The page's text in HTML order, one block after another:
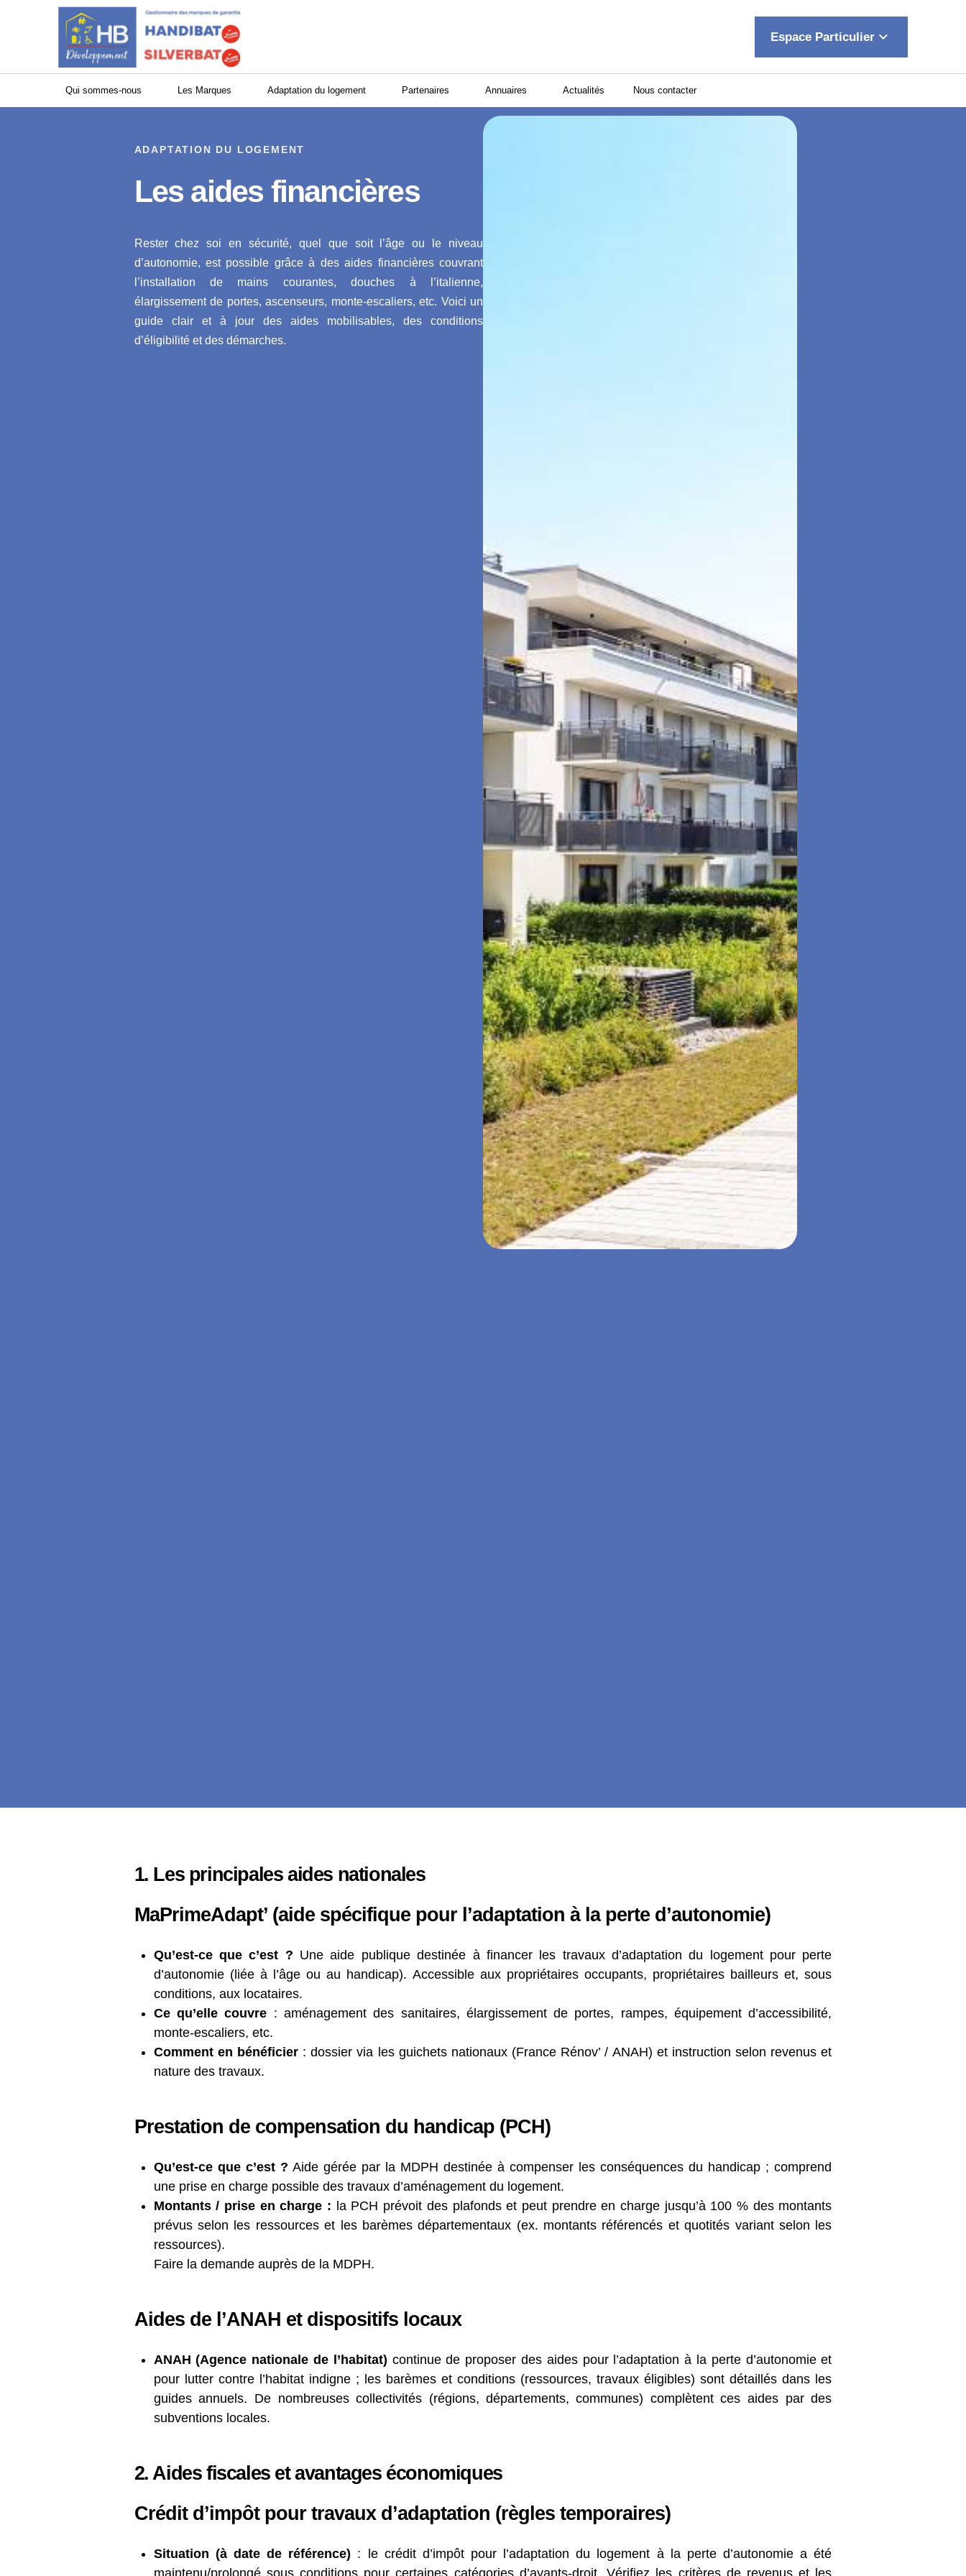
Panneau de gestion des cookies
Espace Particulier keyboard_arrow_down
Qui sommes-nous Les Marques Adaptation du logement Partenaires Annuaires Actualités Nous contacter
ADAPTATION DU LOGEMENT
Les aides financières
Rester chez soi en sécurité, quel que soit l’âge ou le niveau
d’autonomie, est possible grâce à des aides financières couvrant
l’installation de mains courantes, douches à l’italienne,
élargissement de portes, ascenseurs, monte-escaliers, etc. Voici un
guide clair et à jour des aides mobilisables, des conditions
d’éligibilité et des démarches.
1. Les principales aides nationales
MaPrimeAdapt’ (aide spécifique pour l’adaptation à la perte d’autonomie)
Qu’est-ce que c’est ? Une aide publique destinée à financer les travaux d’adaptation du logement pour perte
d’autonomie (liée à l’âge ou au handicap). Accessible aux propriétaires occupants, propriétaires bailleurs et, sous
conditions, aux locataires.
Ce qu’elle couvre : aménagement des sanitaires, élargissement de portes, rampes, équipement d’accessibilité,
monte-escaliers, etc.
Comment en bénéficier: dossier via les guichets nationaux (France Rénov’ / ANAH) et instruction selon revenus et
nature des travaux.
Prestation de compensation du handicap (PCH)
Qu’est-ce que c’est ? Aide gérée par la MDPH destinée à compenser les conséquences du handicap ; comprend
une prise en charge possible des travaux d’aménagement du logement.
Montants / prise en charge : la PCH prévoit des plafonds et peut prendre en charge jusqu’à 100 % des montants
prévus selon les ressources et les barèmes départementaux (ex. montants référencés et quotités variant selon les
ressources).
Faire la demande auprès de la MDPH.
Aides de l’ANAH et dispositifs locaux
ANAH (Agence nationale de l’habitat) continue de proposer des aides pour l’adaptation à la perte d’autonomie et
pour lutter contre l’habitat indigne ; les barèmes et conditions (ressources, travaux éligibles) sont détaillés dans les
guides annuels. De nombreuses collectivités (régions, départements, communes) complètent ces aides par des
subventions locales.
2. Aides fiscales et avantages économiques
Crédit d’impôt pour travaux d’adaptation (règles temporaires)
Situation (à date de référence) : le crédit d’impôt pour l’adaptation du logement à la perte d’autonomie a été
maintenu/prolongé sous conditions pour certaines catégories d’ayants-droit. Vérifiez les critères de revenus et les